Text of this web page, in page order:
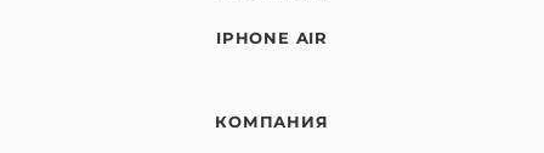
IPHONE AIR
КОМПАНИЯ